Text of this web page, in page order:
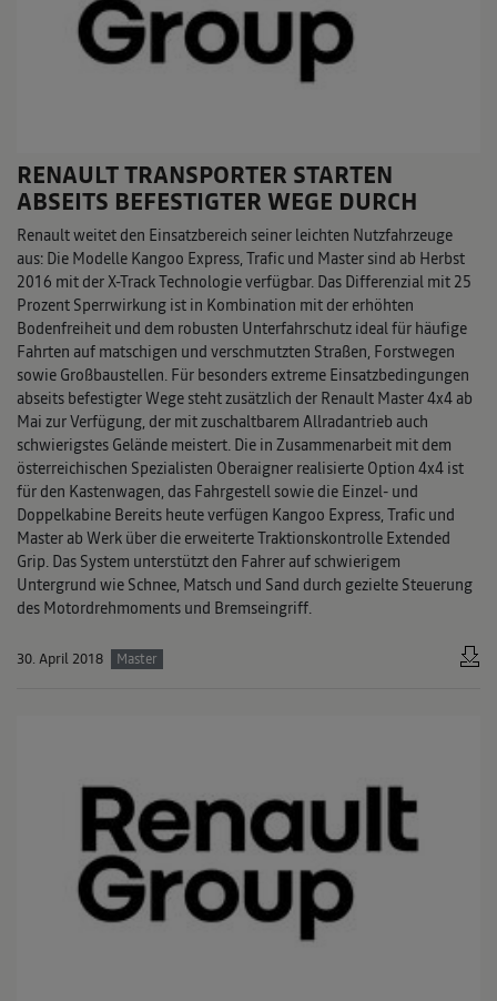
RENAULT TRANSPORTER STARTEN
ABSEITS BEFESTIGTER WEGE DURCH
Renault weitet den Einsatzbereich seiner leichten Nutzfahrzeuge
aus: Die Modelle Kangoo Express, Trafic und Master sind ab Herbst
2016 mit der X-Track Technologie verfügbar. Das Differenzial mit 25
Prozent Sperrwirkung ist in Kombination mit der erhöhten
Bodenfreiheit und dem robusten Unterfahrschutz ideal für häufige
Fahrten auf matschigen und verschmutzten Straßen, Forstwegen
sowie Großbaustellen. Für besonders extreme Einsatzbedingungen
abseits befestigter Wege steht zusätzlich der Renault Master 4x4 ab
Mai zur Verfügung, der mit zuschaltbarem Allradantrieb auch
schwierigstes Gelände meistert. Die in Zusammenarbeit mit dem
österreichischen Spezialisten Oberaigner realisierte Option 4x4 ist
für den Kastenwagen, das Fahrgestell sowie die Einzel- und
Doppelkabine Bereits heute verfügen Kangoo Express, Trafic und
Master ab Werk über die erweiterte Traktionskontrolle Extended
Grip. Das System unterstützt den Fahrer auf schwierigem
Untergrund wie Schnee, Matsch und Sand durch gezielte Steuerung
des Motordrehmoments und Bremseingriff.
30. April 2018 Master